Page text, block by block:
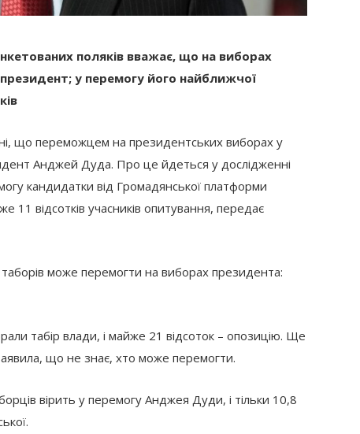
поляків вважає, що на виборах
у перемогу його найближчої
що переможцем на президентських виборах у
Анджей Дуда. Про це йдеться у дослідженні
кандидатки від Громадянської платформи
11 відсотків учасників опитування, передає
може перемогти на виборах президента:
табір влади, і майже 21 відсоток – опозицію. Ще
що не знає, хто може перемогти.
вірить у перемогу Анджея Дуди, і тільки 10,8